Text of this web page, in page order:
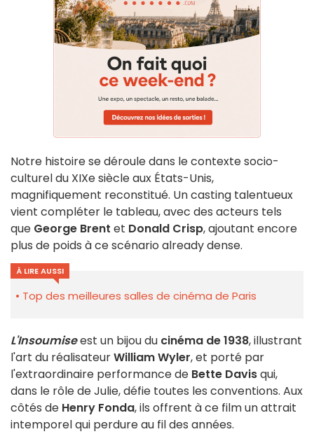
Notre histoire se déroule dans le contexte socio-
culturel du XIXe siècle aux États-Unis,
magnifiquement reconstitué. Un casting talentueux
vient compléter le tableau, avec des acteurs tels
que George Brent et Donald Crisp, ajoutant encore
plus de poids à ce scénario already dense.
À LIRE AUSSI
Top des meilleures salles de cinéma de Paris
L'Insoumiseest un bijou du cinéma de 1938, illustrant
l'art du réalisateurWilliam Wyler, et porté par
l'extraordinaire performance de Bette Davisqui,
dans le rôle de Julie, défie toutes les conventions. Aux
côtés de Henry Fonda, ils offrent à ce film un attrait
intemporel qui perdure au fil des années.